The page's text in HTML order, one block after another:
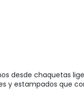
desde chaquetas
y estampados que